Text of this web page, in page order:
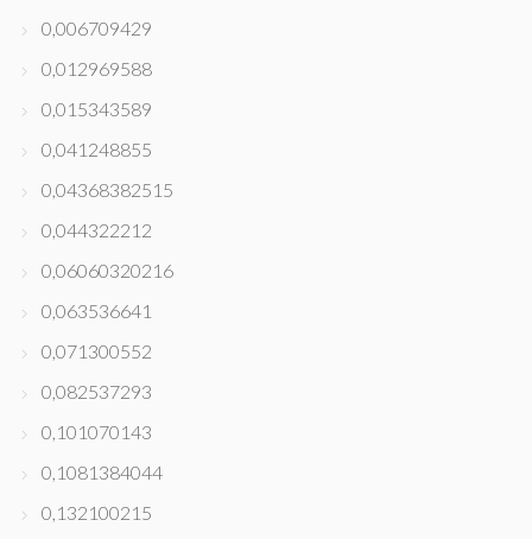
0,006709429
0,012969588
0,015343589
0,041248855
0,04368382515
0,044322212
0,06060320216
0,063536641
0,071300552
0,082537293
0,101070143
0,1081384044
0,132100215